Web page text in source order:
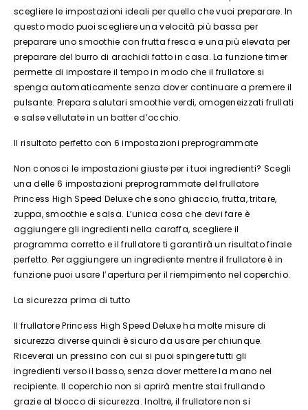
scegliere le impostazioni ideali per quello che vuoi preparare. In
questo modo puoi scegliere una velocità più bassa per
preparare uno smoothie con frutta fresca e una più elevata per
preparare del burro di arachidi fatto in casa. La funzione timer
permette di impostare il tempo in modo che il frullatore si
spenga automaticamente senza dover continuare a premere il
pulsante. Prepara salutari smoothie verdi, omogeneizzati frullati
e salse vellutate in un batter d’occhio.
Il risultato perfetto con 6 impostazioni preprogrammate
Non conosci le impostazioni giuste per i tuoi ingredienti? Scegli
una delle 6 impostazioni preprogrammate del frullatore
Princess High Speed Deluxe che sono ghiaccio, frutta, tritare,
zuppa, smoothie e salsa. L’unica cosa che devi fare è
aggiungere gli ingredienti nella caraffa, scegliere il
programma corretto e il frullatore ti garantirà un risultato finale
perfetto. Per aggiungere un ingrediente mentre il frullatore è in
funzione puoi usare l’apertura per il riempimento nel coperchio.
La sicurezza prima di tutto
Il frullatore Princess High Speed Deluxe ha molte misure di
sicurezza diverse quindi è sicuro da usare per chiunque.
Riceverai un pressino con cui si puoi spingere tutti gli
ingredienti verso il basso, senza dover mettere la mano nel
recipiente. Il coperchio non si aprirà mentre stai frullando
grazie al blocco di sicurezza. Inoltre, il frullatore non si